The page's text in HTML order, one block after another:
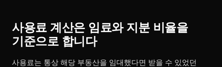
사용료 계산은 임료와 지분 비율을
기준으로 합니다
사용료는 통상 해당 부동산을 임대했다면 받을 수 있었던